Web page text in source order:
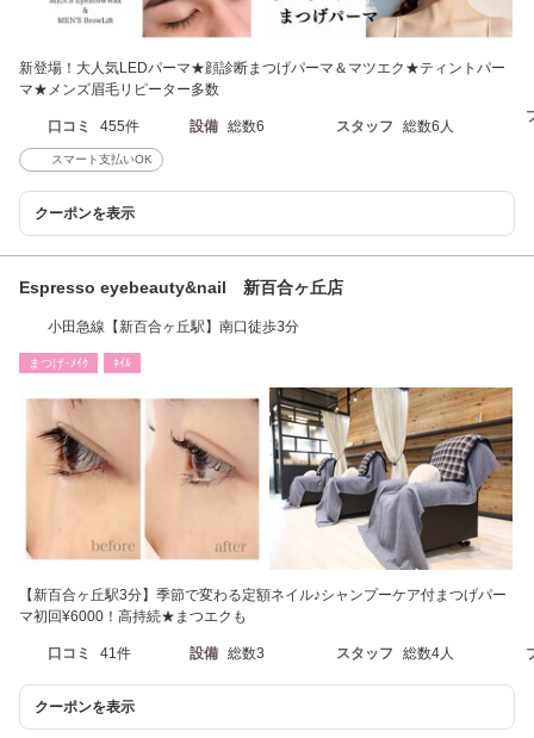
新登場！大人気LEDパーマ★顔診断まつげパーマ＆マツエク★ティントパー
マ★メンズ眉毛リピーター多数
口コミ 455件 設備 総数6 スタッフ 総数6人
スマート支払いOK
クーポンを表示
Espresso eyebeauty&nail 新百合ヶ丘店
小田急線【新百合ヶ丘駅】南口徒歩3分
まつげ･ﾒｲｸ ﾈｲﾙ
【新百合ヶ丘駅3分】季節で変わる定額ネイル♪シャンプーケア付まつげパー
マ初回¥6000！高持続★まつエクも
口コミ 41件 設備 総数3 スタッフ 総数4人
クーポンを表示